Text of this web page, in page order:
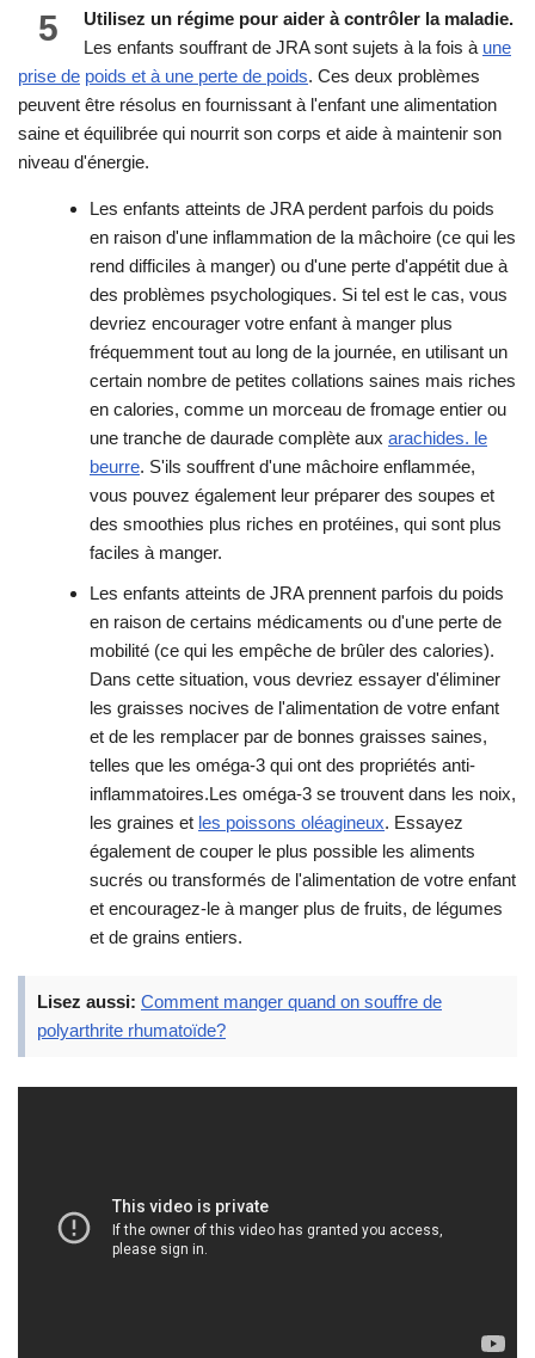
5
Utilisez un régime pour aider à contrôler la maladie.
Les enfants souffrant de JRA sont sujets à la fois à une
prise de poids et à une perte de poids. Ces deux problèmes
peuvent être résolus en fournissant à l'enfant une alimentation
saine et équilibrée qui nourrit son corps et aide à maintenir son
niveau d'énergie.
Les enfants atteints de JRA perdent parfois du poids
en raison d'une inflammation de la mâchoire (ce qui les
rend difficiles à manger) ou d'une perte d'appétit due à
des problèmes psychologiques. Si tel est le cas, vous
devriez encourager votre enfant à manger plus
fréquemment tout au long de la journée, en utilisant un
certain nombre de petites collations saines mais riches
en calories, comme un morceau de fromage entier ou
une tranche de daurade complète aux arachides. le
beurre. S'ils souffrent d'une mâchoire enflammée,
vous pouvez également leur préparer des soupes et
des smoothies plus riches en protéines, qui sont plus
faciles à manger.
Les enfants atteints de JRA prennent parfois du poids
en raison de certains médicaments ou d'une perte de
mobilité (ce qui les empêche de brûler des calories).
Dans cette situation, vous devriez essayer d'éliminer
les graisses nocives de l'alimentation de votre enfant
et de les remplacer par de bonnes graisses saines,
telles que les oméga-3 qui ont des propriétés anti-
inflammatoires.Les oméga-3 se trouvent dans les noix,
les graines et les poissons oléagineux. Essayez
également de couper le plus possible les aliments
sucrés ou transformés de l'alimentation de votre enfant
et encouragez-le à manger plus de fruits, de légumes
et de grains entiers.
Lisez aussi: Comment manger quand on souffre de
polyarthrite rhumatoïde?